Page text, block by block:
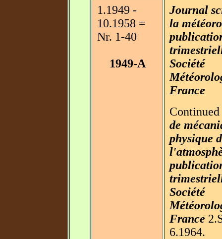
1.1949 -
10.1958 =
Nr. 1-40
1949-A
Journal
la
Société
France
de
physique
Société
France
6.1964.